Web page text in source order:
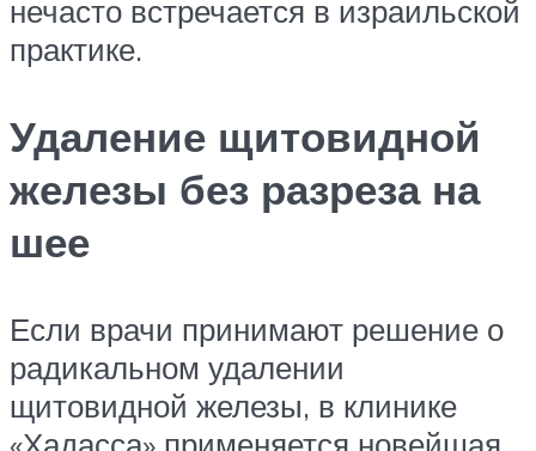
нечасто встречается в израильской
практике.
Удаление щитовидной
железы без разреза на
шее
Если врачи принимают решение о
радикальном удалении
щитовидной железы, в клинике